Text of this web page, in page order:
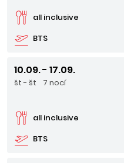
BTS
all inclusive
10.09. - 17.09.
št - št 7 nocí
BTS
all inclusive